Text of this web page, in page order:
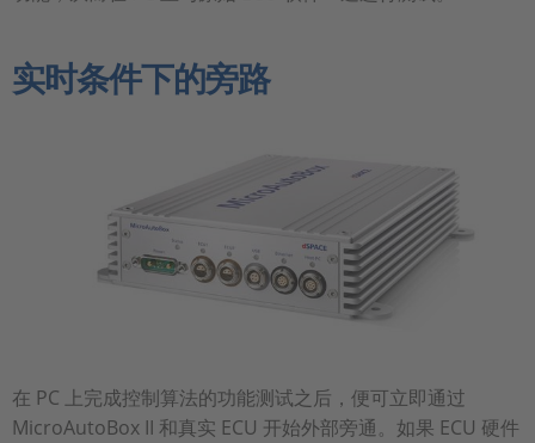
实时条件下的旁路
在 PC 上完成控制算法的功能测试之后，便可立即通过
MicroAutoBox II 和真实 ECU 开始外部旁通。如果 ECU 硬件